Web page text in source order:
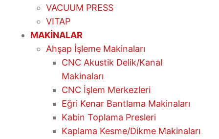
VACUUM PRESS
VITAP
MAKİNALAR
Ahşap İşleme Makinaları
CNC Akustik Delik/Kanal
Makinaları
CNC İşlem Merkezleri
Eğri Kenar Bantlama Makinaları
Kabin Toplama Presleri
Kaplama Kesme/Dikme Makinaları